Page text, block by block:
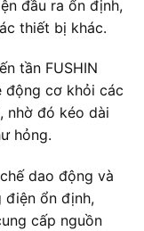
đầu ra ổn định,
thiết bị khác.
tần FUSHIN
động cơ khỏi các
nhờ đó kéo dài
hỏng.
dao động và
điện ổn định,
cấp nguồn